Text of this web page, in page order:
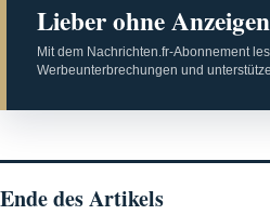
Lieber ohne
Mit dem Nachrichten.fr-Abonnement
Werbeunterbrechungen und
Ende des Artikels